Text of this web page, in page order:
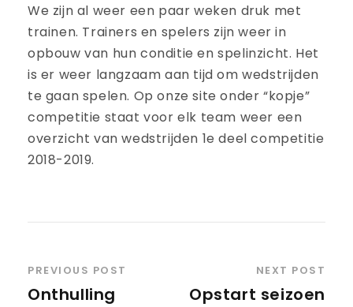
We zijn al weer een paar weken druk met
trainen. Trainers en spelers zijn weer in
opbouw van hun conditie en spelinzicht. Het
is er weer langzaam aan tijd om wedstrijden
te gaan spelen. Op onze site onder “kopje”
competitie staat voor elk team weer een
overzicht van wedstrijden 1e deel competitie
2018-2019.
PREVIOUS POST
Onthulling
NEXT POST
Opstart seizoen